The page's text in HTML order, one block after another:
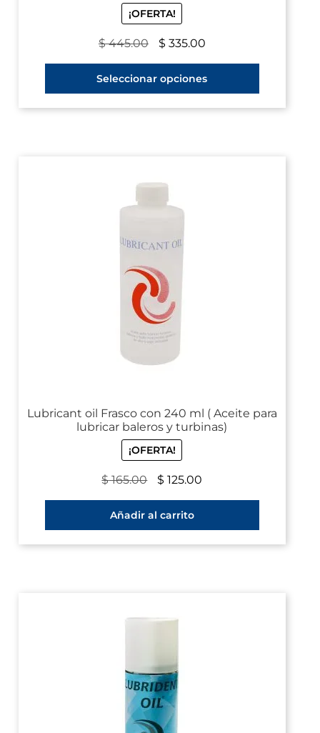
¡OFERTA!
$445.00 $ 335.00
Seleccionar opciones
Lubricant oil Frasco con 240 ml ( Aceite para
lubricar baleros y turbinas)
¡OFERTA!
$165.00 $ 125.00
Añadir al carrito